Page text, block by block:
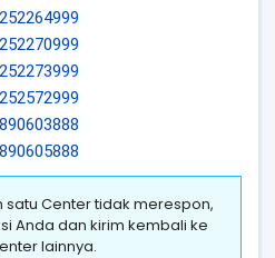
Center tidak merespon,
Anda dan kirim kembali ke
lainnya.